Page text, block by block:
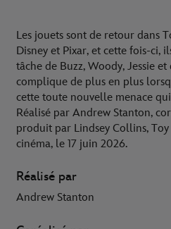
Les jouets sont de retour dans
Disney et Pixar, et cette fois-ci,
tâche de Buzz, Woody, Jessie
complique de plus en plus
cette toute nouvelle menace
Réalisé par Andrew Stanton,
produit par Lindsey Collins,
cinéma, le 17 juin 2026.
Réalisé par
Andrew Stanton